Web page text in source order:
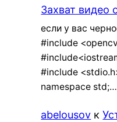
Захват видео
если у вас
#include
#include
namespace std;…
abelousov к